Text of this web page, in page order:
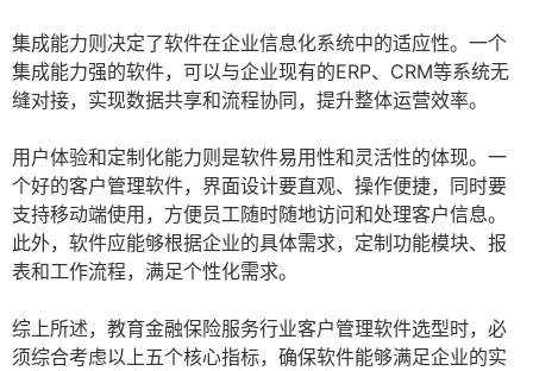
集成能力则决定了软件在企业信息化系统中的适应性。一个
集成能力强的软件，可以与企业现有的ERP、CRM等系统无
缝对接，实现数据共享和流程协同，提升整体运营效率。
用户体验和定制化能力则是软件易用性和灵活性的体现。一
个好的客户管理软件，界面设计要直观、操作便捷，同时要
支持移动端使用，方便员工随时随地访问和处理客户信息。
此外，软件应能够根据企业的具体需求，定制功能模块、报
表和工作流程，满足个性化需求。
综上所述，教育金融保险服务行业客户管理软件选型时，必
须综合考虑以上五个核心指标，确保软件能够满足企业的实